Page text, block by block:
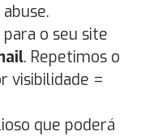
o seu site
. Repetimos o
visibilidade =
que poderá